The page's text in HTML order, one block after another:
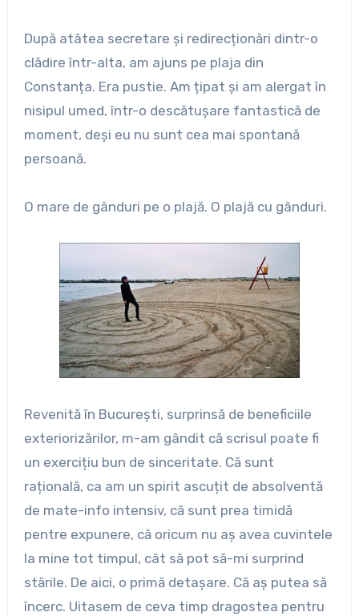
După atâtea secretare și redirecționări dintr-o
clădire într-alta, am ajuns pe plaja din
Constanța. Era pustie. Am țipat și am alergat în
nisipul umed, într-o descătușare fantastică de
moment, deși eu nu sunt cea mai spontană
persoană.
O mare de gânduri pe o plajă. O plajă cu gânduri.
Revenită în București, surprinsă de beneficiile
exteriorizărilor, m-am gândit că scrisul poate fi
un exercițiu bun de sinceritate. Că sunt
rațională, ca am un spirit ascuțit de absolventă
de mate-info intensiv, că sunt prea timidă
pentre expunere, că oricum nu aș avea cuvintele
la mine tot timpul, cât să pot să-mi surprind
stările. De aici, o primă detașare. Că aș putea să
încerc. Uitasem de ceva timp dragostea pentru